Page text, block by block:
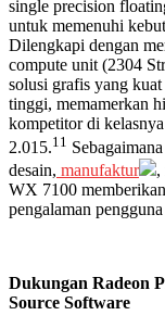
single precision
untuk memenuhi
Dilengkapi dengan
compute unit (2304
solusi grafis yang
tinggi, memamerkan
kompetitor di
2.015.11
desain, manufaktur
,
WX 7100
pengalaman
Dukungan Radeon
Source Software